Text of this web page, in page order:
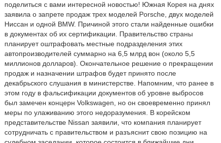
поделиться с вами интересной новостью! Южная Корея на днях
заявила о запрете продаж трех моделей Porsche, двух моделей
Ниссан и одной BMW. Причиной этого стали найденные ошибки
в документах об их сертификации. Правительство страны
планирует оштрафовать местные подразделения этих
автопроизводителей суммарно на 6,5 млрд вон (около 5,5
миллионов долларов). Окончательное решение о прекращении
продаж и назначении штрафов будет принято после
декабрьского слушания в министерстве. Напомним, что ранее в
этом году в фальсификации документов об уровне выбросов
был замечен концерн Volkswagen, но он своевременно принял
меры по улаживанию этого недоразумения. В корейском
представительстве Nissan заявили, что компания планирует
сотрудничать с правительством и разъяснит свою позицию на